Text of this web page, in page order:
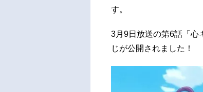
す。
3月9日放送の第6話「心
じが公開されました！